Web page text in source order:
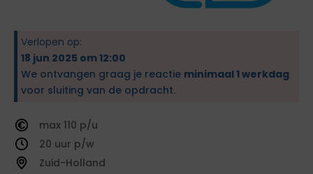
Verlopen op:
18 jun 2025 om 12:00
We ontvangen graag je reactie minimaal 1 werkdag
voor sluiting van de opdracht.
110
20
Zuid-Holland